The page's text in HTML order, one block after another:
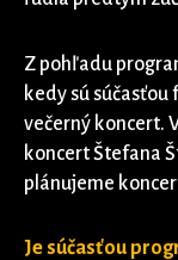
Z pohľadu
kedy sú
večerný koncert.
koncert Štefana
plánujeme
Je súčasťou